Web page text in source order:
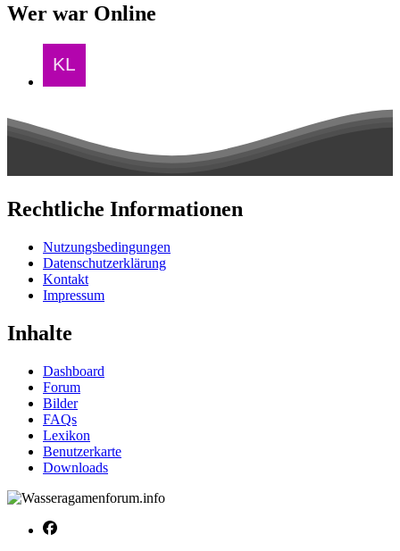
Wer war Online
Rechtliche Informationen
Nutzungsbedingungen
Datenschutzerklärung
Kontakt
Impressum
Inhalte
Dashboard
Forum
Bilder
FAQs
Lexikon
Benutzerkarte
Downloads